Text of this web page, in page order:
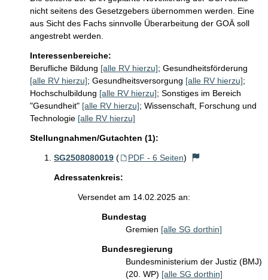
nicht seitens des Gesetzgebers übernommen werden. Eine
aus Sicht des Fachs sinnvolle Überarbeitung der GOÄ soll
angestrebt werden.
Interessenbereiche:
Berufliche Bildung [alle RV hierzu]; Gesundheitsförderung
[alle RV hierzu]; Gesundheitsversorgung [alle RV hierzu];
Hochschulbildung [alle RV hierzu]; Sonstiges im Bereich
"Gesundheit" [alle RV hierzu]; Wissenschaft, Forschung und
Technologie [alle RV hierzu]
Stellungnahmen/Gutachten (1):
SG2508080019 ( PDF - 6 Seiten)
Adressatenkreis:
Versendet am 14.02.2025 an:
Bundestag
Gremien [alle SG dorthin]
Bundesregierung
Bundesministerium der Justiz (BMJ)
(20. WP) [alle SG dorthin]